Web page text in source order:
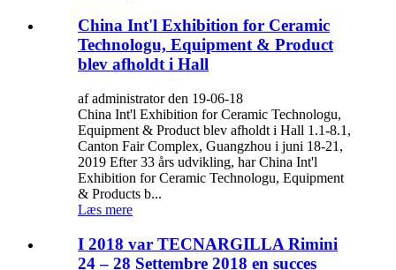
China Int'l Exhibition for Ceramic
Technologu, Equipment & Product
blev afholdt i Hall
af administrator den 19-06-18
China Int'l Exhibition for Ceramic Technologu,
Equipment & Product blev afholdt i Hall 1.1-8.1,
Canton Fair Complex, Guangzhou i juni 18-21,
2019 Efter 33 års udvikling, har China Int'l
Exhibition for Ceramic Technologu, Equipment
& Products b...
Læs mere
I 2018 var TECNARGILLA Rimini
24 – 28 Settembre 2018 en succes